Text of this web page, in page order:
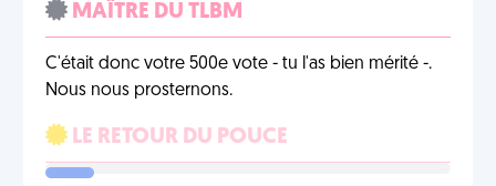
MAÎTRE DU TLBM
C'était donc votre 500e vote - tu l'as bien mérité -.
Nous nous prosternons.
LE RETOUR DU POUCE